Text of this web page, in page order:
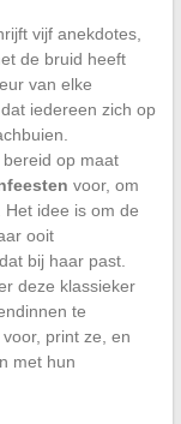
vijf anekdotes,
de bruid heeft
van elke
iedereen zich op
bereid op maat
voor, om
idee is om de
ooit
bij haar past.
deze klassieker
te
print ze, en
met hun